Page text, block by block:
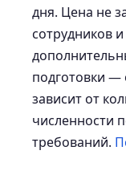
дня. Цена не
сотрудников
подготовки —
зависит от
численности
требований.